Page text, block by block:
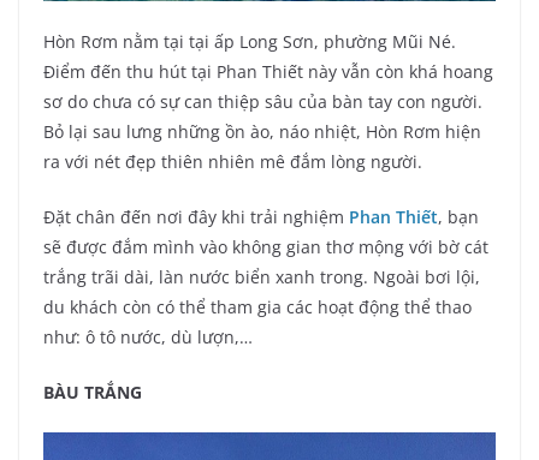
Hòn Rơm nằm tại tại ấp Long Sơn, phường Mũi Né.
Điểm đến thu hút tại Phan Thiết này vẫn còn khá hoang
sơ do chưa có sự can thiệp sâu của bàn tay con người.
Bỏ lại sau lưng những ồn ào, náo nhiệt, Hòn Rơm hiện
ra với nét đẹp thiên nhiên mê đắm lòng người.
Đặt chân đến nơi đây khi trải nghiệm Phan Thiết, bạn
sẽ được đắm mình vào không gian thơ mộng với bờ cát
trắng trãi dài, làn nước biển xanh trong. Ngoài bơi lội,
du khách còn có thể tham gia các hoạt động thể thao
như: ô tô nước, dù lượn,…
BÀU TRẮNG